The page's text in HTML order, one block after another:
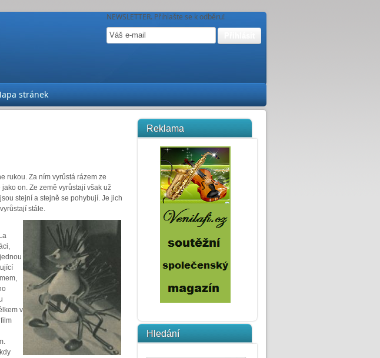
NEWSLETTER. Přihlašte se k odběru!
stránek
rukou. Za ním vyrůstá rázem ze
on. Ze země vyrůstají však už
stejní a stejně se pohybují. Je jich
stále.
v
Reklama
Hledání